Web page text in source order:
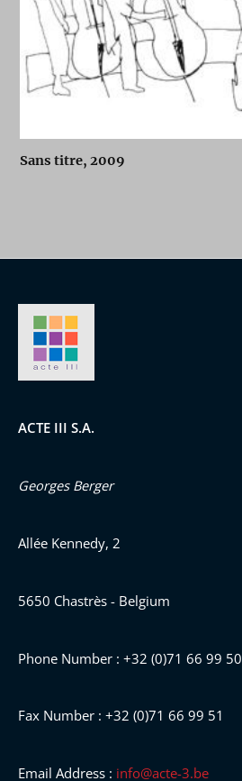
Sans titre, 2009
ACTE III S.A.
Georges Berger
Allée Kennedy, 2
5650 Chastrès - Belgium
Phone Number : +32 (0)71 66 99 50
Fax Number : +32 (0)71 66 99 51
Email Address : info@acte-3.be